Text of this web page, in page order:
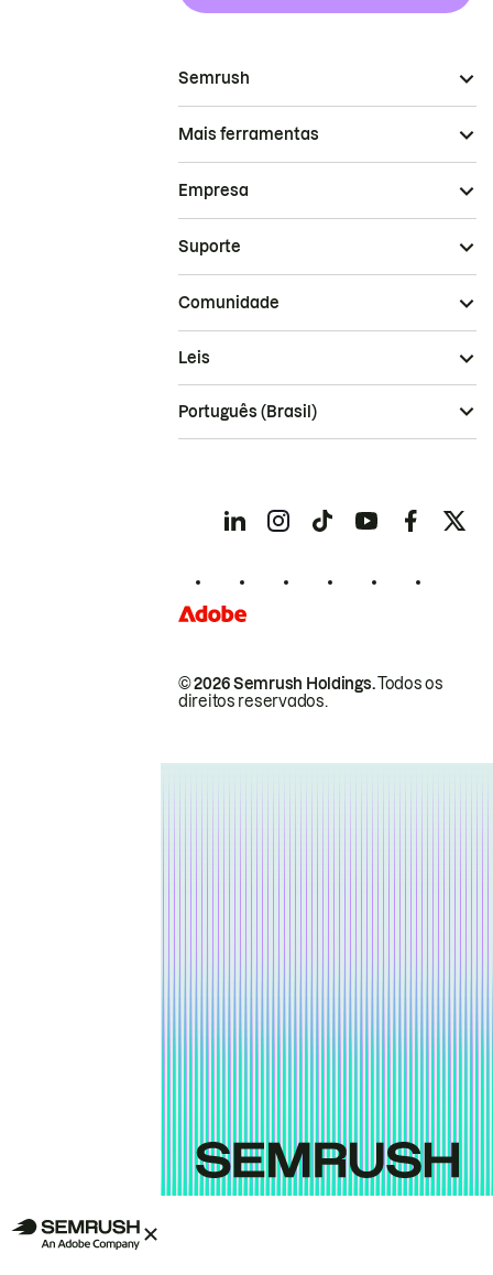
Semrush
Mais ferramentas
Empresa
Suporte
Comunidade
© 2026 Semrush Holdings.Todos os
direitos reservados.
Leis
Português (Brasil)